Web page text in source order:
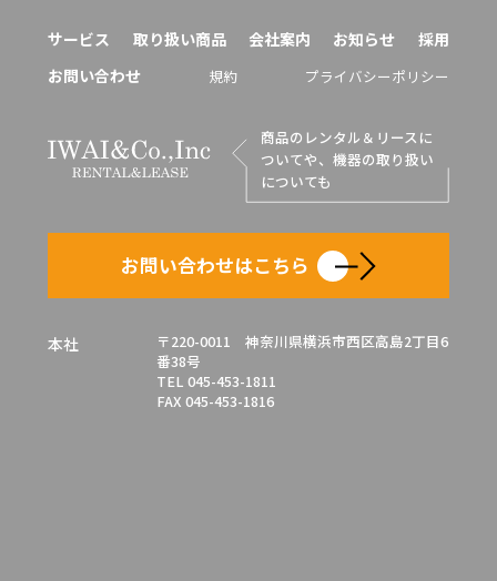
サービス 取り扱い商品 会社案内 お知らせ
採用
お問い合わせ
規約 プライバシーポリシー
商品のレンタル＆リースに
ついてや、機器の取り扱い
についても
お問い合わせはこちら
本社
〒220-0011 神奈川県横浜市西区高島2丁目6
番38号
TEL 045-453-1811
FAX 045-453-1816